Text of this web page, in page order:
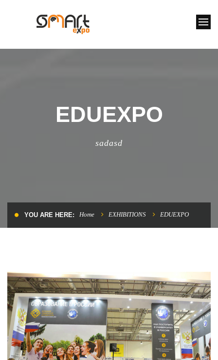
EDUEXPO
sadasd
YOU ARE HERE: Home EXHIBITIONS EDUEXPO